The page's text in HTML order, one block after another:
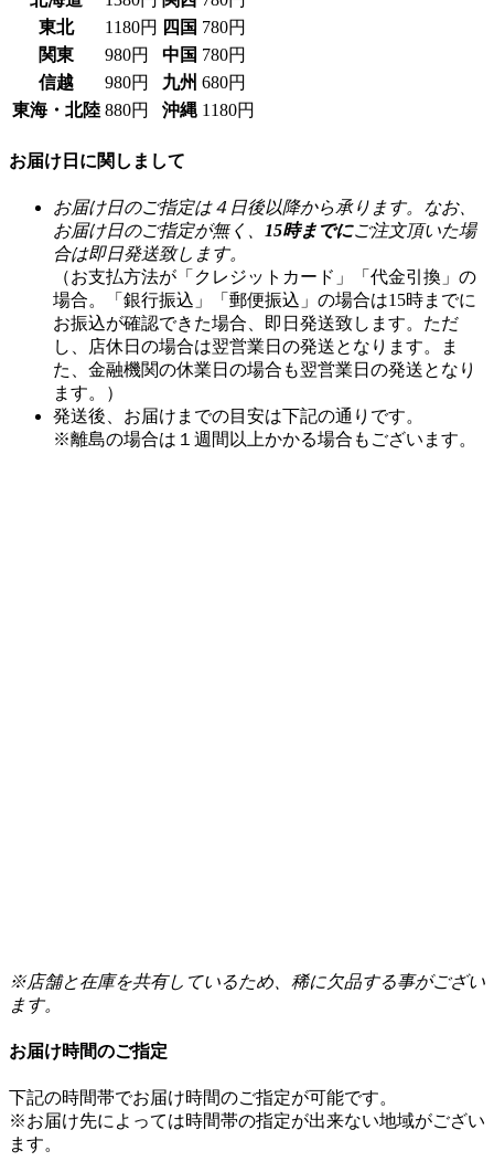
信越
980円 九州 680円
東海・北陸
880円 沖縄 1180円
お届け日に関しまして
お届け日のご指定が無く、
（お支払方法が「クレジットカード」「代金引換」の
場合。「銀行振込」「郵便振込」の場合は15時までに
お振込が確認できた場合、即日発送致します。ただ
し、店休日の場合は翌営業日の発送となります。ま
た、金融機関の休業日の場合も翌営業日の発送となり
ます。）
発送後、お届けまでの目安は下記の通りです。
※離島の場合は１週間以上かかる場合もございます。
お届け時間のご指定
※お届け先によっては時間帯の指定が出来ない地域がござい
午前中（8時～12時）